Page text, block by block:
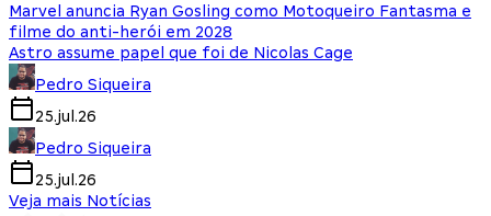
Marvel anuncia Ryan Gosling como Motoqueiro Fantasma e
filme do anti-herói em 2028
Astro assume papel que foi de Nicolas Cage
Pedro Siqueira
25.jul.26
Pedro Siqueira
25.jul.26
Veja mais Notícias